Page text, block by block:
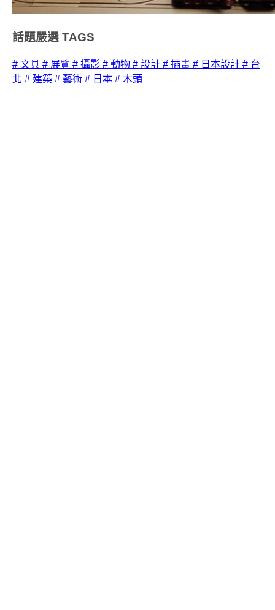
話題嚴選 TAGS
# 文具 # 展覽 # 攝影 # 動物 # 設計 # 插畫 # 日本設計 # 台
北 # 建築 # 藝術 # 日本 # 木頭